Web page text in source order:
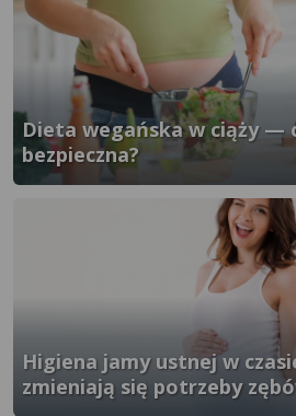
Dieta wegańska w ciąży —
bezpieczna?
Higiena jamy ustnej w
zmieniają się potrzeby